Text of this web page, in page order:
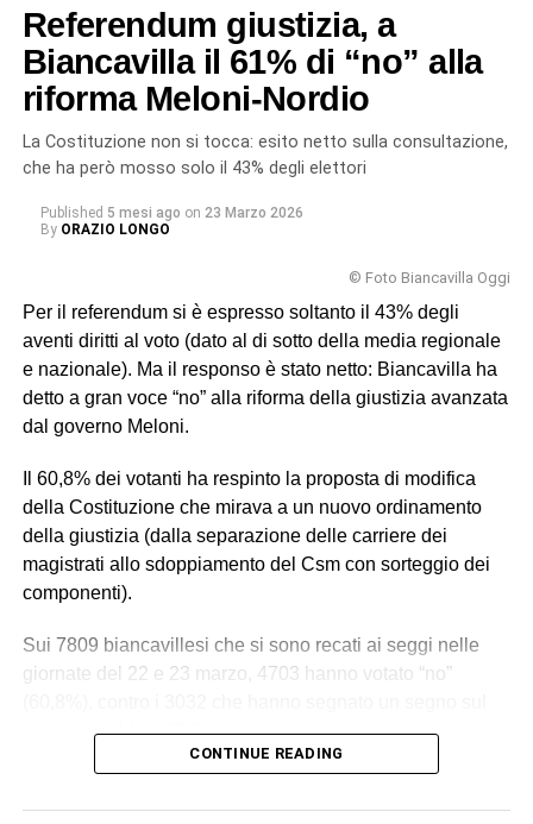
Referendum giustizia, a
Biancavilla il 61% di “no” alla
riforma Meloni-Nordio
La Costituzione non si tocca: esito netto sulla consultazione,
che ha però mosso solo il 43% degli elettori
Published 5 mesi ago on 23 Marzo 2026
By ORAZIO LONGO
© Foto Biancavilla Oggi
Per il referendum si è espresso soltanto il 43% degli
aventi diritti al voto (dato al di sotto della media regionale
e nazionale). Ma il responso è stato netto: Biancavilla ha
detto a gran voce “no” alla riforma della giustizia avanzata
dal governo Meloni.
Il 60,8% dei votanti ha respinto la proposta di modifica
della Costituzione che mirava a un nuovo ordinamento
della giustizia (dalla separazione delle carriere dei
magistrati allo sdoppiamento del Csm con sorteggio dei
componenti).
Sui 7809 biancavillesi che si sono recati ai seggi nelle
giornate del 22 e 23 marzo, 4703 hanno votato “no”
riquadro del “sì” (39,2%).
quanti si sono recati alle urne. Un esito su cui la politica
CONTINUE READING